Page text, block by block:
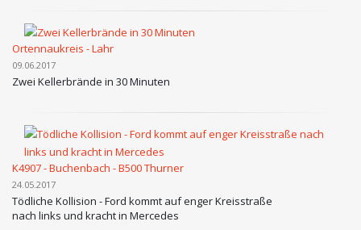
Ortennaukreis - Lahr
09.06.2017
Zwei Kellerbrände in 30 Minuten
K4907 - Buchenbach - B500 Thurner
24.05.2017
Tödliche Kollision - Ford kommt auf enger Kreisstraße
nach links und kracht in Mercedes